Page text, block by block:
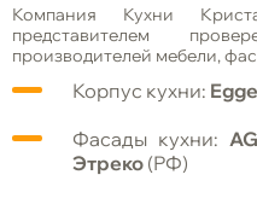
Компания Кухни
представителем
производителей мебели,
Корпус кухни:
Фасады кухни:
Этреко (РФ)